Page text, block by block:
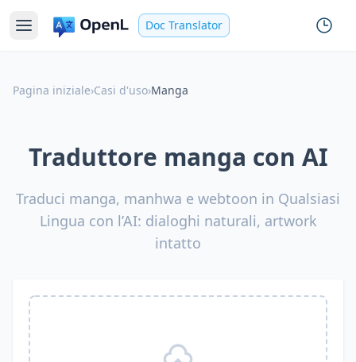
Doc Translator
Pagina iniziale›Casi d'uso›Manga
Traduttore manga con AI
Traduci manga, manhwa e webtoon in Qualsiasi
Lingua con l’AI: dialoghi naturali, artwork
intatto